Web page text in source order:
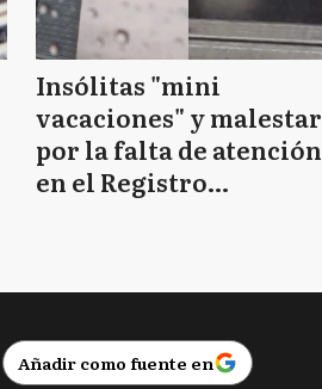
Insólitas "mini
vacaciones" y malestar
por la falta de atención
en el Registro
Añadir como fuente en